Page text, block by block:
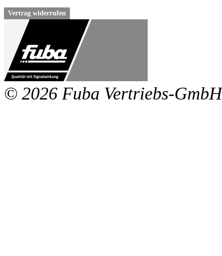
Vertrag widerrufen
© 2026 Fuba Vertriebs-GmbH